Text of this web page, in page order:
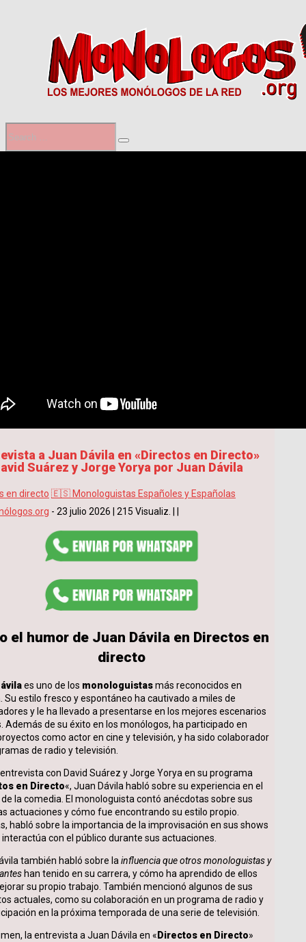
a Juan Dávila en «Directos en Directo»
Suárez y Jorge Yorya por Juan Dávila
en directo 🇪🇸 Monologuistas Españoles y Españolas
- 23 julio 2026 215 Visualiz.
el humor de Juan Dávila en Directos en
directo
es uno de los monologuistasmás reconocidos en
Su estilo fresco y espontáneo ha cautivado a miles de
y le ha llevado a presentarse en los mejores escenarios
Además de su éxito en los monólogos, ha participado en
como actor en cine y televisión, y ha sido colaborador
de radio y televisión.
con David Suárez y Jorge Yorya en su programa
en Directo«, Juan Dávila habló sobre su experiencia en el
la comedia. El monologuista contó anécdotas sobre sus
actuaciones y cómo fue encontrando su estilo propio.
habló sobre la importancia de la improvisación en sus shows
con el público durante sus actuaciones.
también habló sobre lainfluencia que otros monologuistas y
han tenido en su carrera, y cómo ha aprendido de ellos
su propio trabajo. También mencionó algunos de sus
actuales, como su colaboración en un programa de radio y
en la próxima temporada de una serie de televisión.
la entrevista a Juan Dávila en « Directos en Directo»